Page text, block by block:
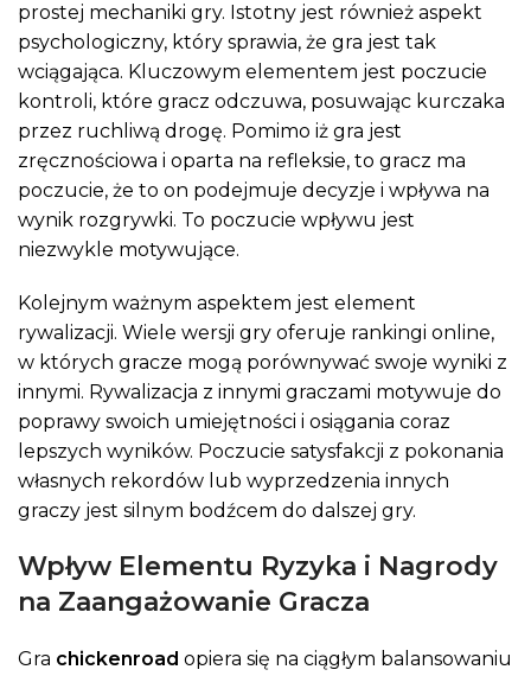
prostej mechaniki gry. Istotny jest również aspekt
psychologiczny, który sprawia, że gra jest tak
wciągająca. Kluczowym elementem jest poczucie
kontroli, które gracz odczuwa, posuwając kurczaka
przez ruchliwą drogę. Pomimo iż gra jest
zręcznościowa i oparta na refleksie, to gracz ma
poczucie, że to on podejmuje decyzje i wpływa na
wynik rozgrywki. To poczucie wpływu jest
niezwykle motywujące.
Kolejnym ważnym aspektem jest element
rywalizacji. Wiele wersji gry oferuje rankingi online,
w których gracze mogą porównywać swoje wyniki z
innymi. Rywalizacja z innymi graczami motywuje do
poprawy swoich umiejętności i osiągania coraz
lepszych wyników. Poczucie satysfakcji z pokonania
własnych rekordów lub wyprzedzenia innych
graczy jest silnym bodźcem do dalszej gry.
Wpływ Elementu Ryzyka i Nagrody
na Zaangażowanie Gracza
Gra chickenroad opiera się na ciągłym balansowaniu